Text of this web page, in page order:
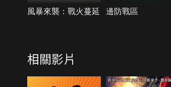
風暴來襲：戰火蔓延 邊防戰區
相關影片